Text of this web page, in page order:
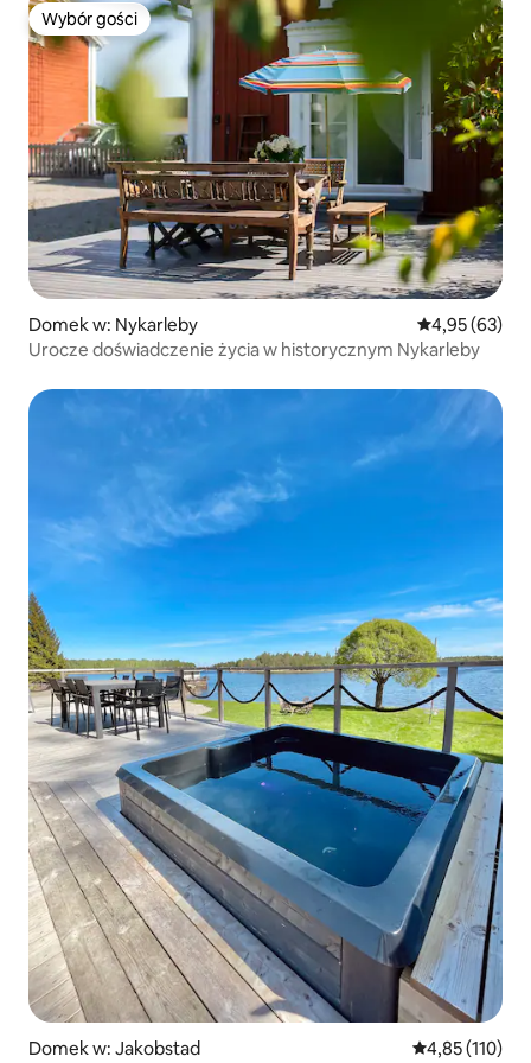
Wybór gości
Wybór gości
Domek w: Nykarleby Średnia
4,95 (63)
Urocze doświadczenie życia w historycznym Nykarleby
Domek w: Jakobstad Średnia
4,85 (110)